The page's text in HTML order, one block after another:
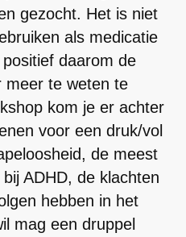
gezocht. Het is niet
als medicatie
daarom de
meer te weten te
kom je er achter
voor een druk/vol
de meest
ADHD, de klachten
hebben in het
mag een druppel